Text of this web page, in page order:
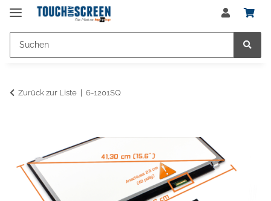
Zurück zur Liste 6-1201SQ